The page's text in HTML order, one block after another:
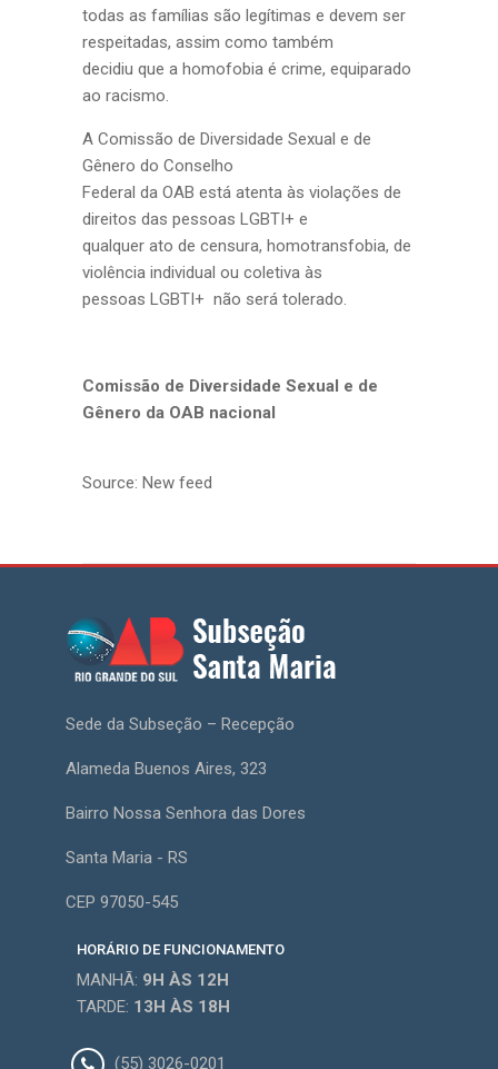
todas as famílias são legítimas e devem ser
respeitadas, assim como também
decidiu que a homofobia é crime, equiparado
ao racismo.
A Comissão de Diversidade Sexual e de
Gênero do Conselho
Federal da OAB está atenta às violações de
direitos das pessoas LGBTI+ e
qualquer ato de censura, homotransfobia, de
violência individual ou coletiva às
pessoas LGBTI+ não será tolerado.
Comissão de Diversidade Sexual e de
Gênero da OAB nacional
Source: New feed
Sede da Subseção – Recepção
Alameda Buenos Aires, 323
Bairro Nossa Senhora das Dores
Santa Maria - RS
CEP 97050-545
HORÁRIO DE FUNCIONAMENTO
MANHÃ: 9H ÀS 12H
TARDE: 13H ÀS 18H
(55) 3026-0201